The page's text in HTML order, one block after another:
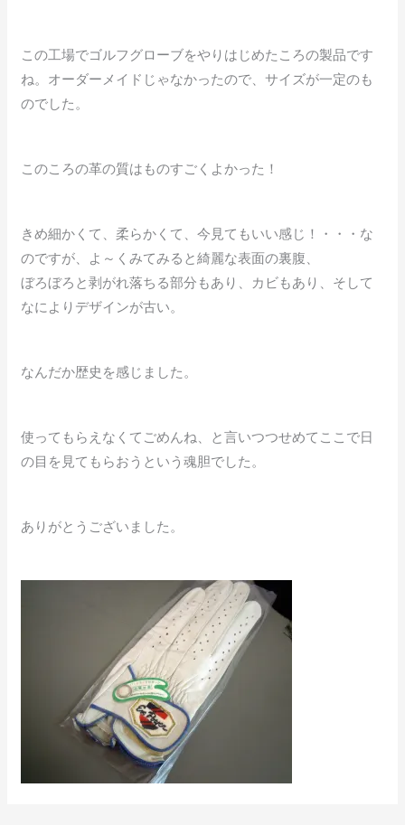
この工場でゴルフグローブをやりはじめたころの製品です
ね。オーダーメイドじゃなかったので、サイズが一定のも
のでした。
このころの革の質はものすごくよかった！
きめ細かくて、柔らかくて、今見てもいい感じ！・・・な
のですが、よ～くみてみると綺麗な表面の裏腹、
ぼろぼろと剥がれ落ちる部分もあり、カビもあり、そして
なによりデザインが古い。
なんだか歴史を感じました。
使ってもらえなくてごめんね、と言いつつせめてここで日
の目を見てもらおうという魂胆でした。
ありがとうございました。